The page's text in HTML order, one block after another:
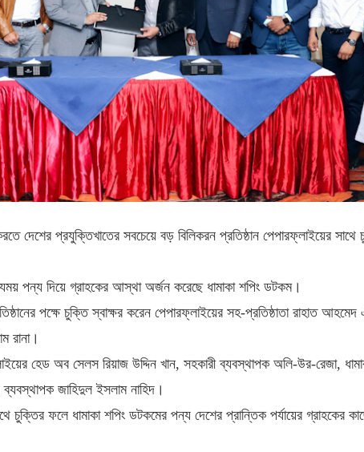
দেশের প্রযুক্তিখাতের সবচেয়ে বড় বিলিকরন প্রতিষ্ঠান পেপারফ্লাইয়ের
পন্য দিয়ে গ্রাহকের আস্থা অর্জন করেছে ধামাকা শপিং ডটকম।
পক্ষে চুক্তি স্বাক্ষর করেন পেপারফ্লাইয়ের সহ-প্রতিষ্ঠাতা রাহাত আহমেদ
রানা।
হেড অব সেলস রিয়াজ উদ্দিন খান, সহকারী ব্যবস্থাপক অলি-উর-রেজা,
জাহিদুল ইসলাম নাহিদ।
চুক্তির ফলে ধামাকা শপিং ডটকমের পন্য দেশের প্রান্তিক পর্যায়ের গ্রাহকের